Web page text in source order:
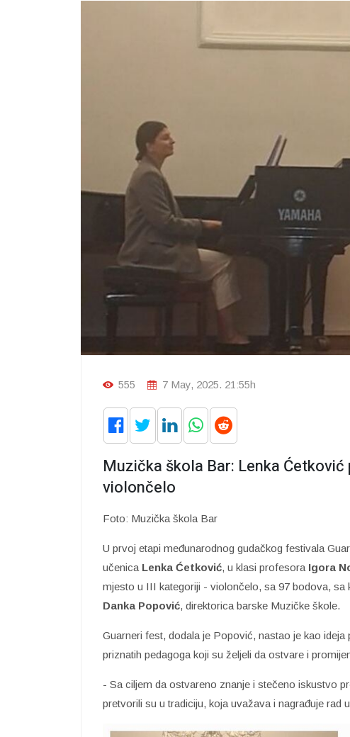
555 7 May, 2025. 21:55h
Muzička škola Bar: Lenka
violončelo
Foto: Muzička škola Bar
U prvoj etapi međunarodnog gudačkog festivala
učenica Lenka Ćetković, u klasi profesora Igora
mjesto u III kategoriji - violončelo, sa 97 bodova, sa
Danka Popović, direktorica barske Muzičke škole.
Guarneri fest, dodala je Popović, nastao je kao
priznatih pedagoga koji su željeli da ostvare i
- Sa ciljem da ostvareno znanje i stečeno iskustvo
pretvorili su u tradiciju, koja uvažava i nagrađuje rad